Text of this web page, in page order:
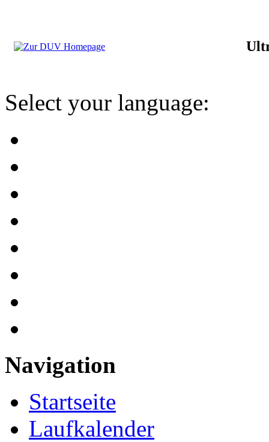
Select your language:
Navigation
Startseite
Laufkalender